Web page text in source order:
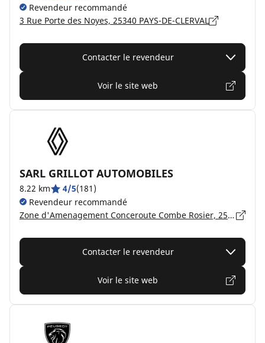
Revendeur recommandé
3 Rue Porte des Noyes, 25340 PAYS-DE-CLERVAL
Contacter le revendeur
Voir le site web
SARL GRILLOT AUTOMOBILES
8.22 km 4/5(181)
Revendeur recommandé
Zone d'Amenagement Conceroute Combe Rosier, 25250 L ISLE SUR LE DOUBS
Contacter le revendeur
Voir le site web